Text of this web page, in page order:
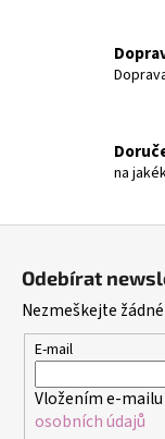
na
Odebírat
Nezmeškejte
E-mail
Vložením e-
osobních údajů